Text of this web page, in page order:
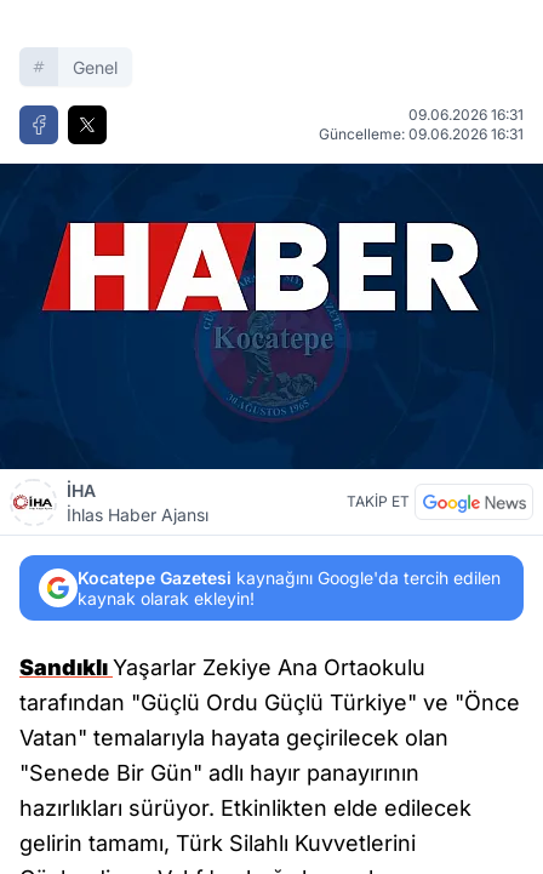
Genel
09.06.2026 16:31
Güncelleme: 09.06.2026 16:31
İHA
İhlas Haber Ajansı
TAKİP ET
Kocatepe Gazetesi kaynağını Google'da tercih edilen
kaynak olarak ekleyin!
SandıklıYaşarlar Zekiye Ana Ortaokulu
tarafından "Güçlü Ordu Güçlü Türkiye" ve "Önce
Vatan" temalarıyla hayata geçirilecek olan
"Senede Bir Gün" adlı hayır panayırının
hazırlıkları sürüyor. Etkinlikten elde edilecek
gelirin tamamı, Türk Silahlı Kuvvetlerini